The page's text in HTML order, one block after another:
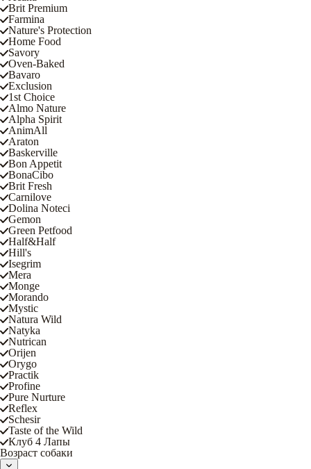
Brit Premium
Farmina
Nature's Protection
Home Food
Savory
Oven-Baked
Bavaro
Exclusion
1st Choice
Almo Nature
Alpha Spirit
AnimAll
Araton
Baskerville
Bon Appetit
BonaCibo
Brit Fresh
Carnilove
Dolina Noteci
Gemon
Green Petfood
Half&Half
Hill's
Isegrim
Mera
Monge
Morando
Mystic
Natura Wild
Natyka
Nutrican
Orijen
Orygo
Practik
Profine
Pure Nurture
Reflex
Schesir
Taste of the Wild
Клуб 4 Лапы
Возраст собаки